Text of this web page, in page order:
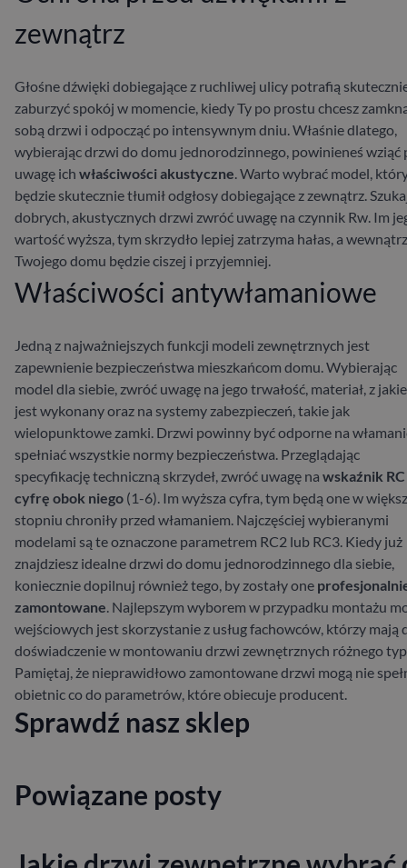
zewnątrz
Głośne dźwięki dobiegające z ruchliwej ulicy potrafią
zaburzyć spokój w momencie, kiedy Ty po prostu chcesz
sobą drzwi i odpocząć po intensywnym dniu. Właśnie dlatego,
wybierając drzwi do domu jednorodzinnego, powinieneś wziąć
uwagę ich właściwości akustyczne. Warto wybrać model,
będzie skutecznie tłumił odgłosy dobiegające z zewnątrz.
dobrych, akustycznych drzwi zwróć uwagę na czynnik Rw. Im
wartość wyższa, tym skrzydło lepiej zatrzyma hałas, a wewnątrz
Twojego domu będzie ciszej i przyjemniej.
Właściwości antywłamaniowe
Jedną z najważniejszych funkcji modeli zewnętrznych jest
zapewnienie bezpieczeństwa mieszkańcom domu. Wybierając
model dla siebie, zwróć uwagę na jego trwałość, materiał, z
jest wykonany oraz na systemy zabezpieczeń, takie jak
wielopunktowe zamki. Drzwi powinny być odporne na
spełniać wszystkie normy bezpieczeństwa. Przeglądając
specyfikację techniczną skrzydeł, zwróć uwagę na wskaźnik
cyfrę obok niego (1-6). Im wyższa cyfra, tym będą one w
stopniu chroniły przed włamaniem. Najczęściej wybieranymi
modelami są te oznaczone parametrem RC2 lub RC3. Kiedy już
znajdziesz idealne drzwi do domu jednorodzinnego dla siebie,
koniecznie dopilnuj również tego, by zostały one
zamontowane. Najlepszym wyborem w przypadku montażu
wejściowych jest skorzystanie z usług fachowców, którzy mają
doświadczenie w montowaniu drzwi zewnętrznych różnego
Pamiętaj, że nieprawidłowo zamontowane drzwi mogą nie
obietnic co do parametrów, które obiecuje producent.
Sprawdź nasz sklep
Powiązane posty